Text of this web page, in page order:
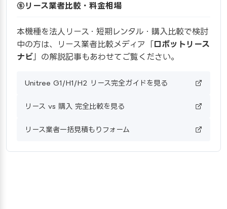
リース業者比較・料金相場
本機種を法人リース・短期レンタル・購入比較で検討
中の方は、リース業者比較メディア「ロボットリース
ナビ 」の解説記事もあわせてご覧ください。
Unitree G1/H1/H2 リース完全ガイドを見る
リース vs 購入 完全比較を見る
リース業者一括見積もりフォーム